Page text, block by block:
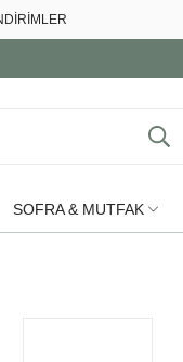
SOFRA & MUTFAK